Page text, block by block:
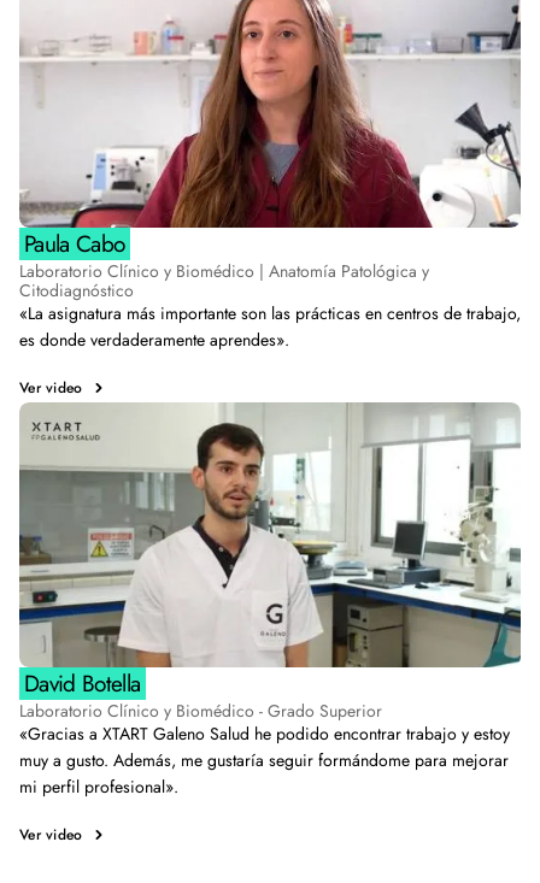
Paula Cabo
Laboratorio Clínico y Biomédico | Anatomía Patológica y
Citodiagnóstico
«La asignatura más importante son las prácticas en centros de trabajo,
es donde verdaderamente aprendes».
Ver video
David Botella
Laboratorio Clínico y Biomédico - Grado Superior
«Gracias a XTART Galeno Salud he podido encontrar trabajo y estoy
muy a gusto. Además, me gustaría seguir formándome para mejorar
mi perfil profesional».
Ver video